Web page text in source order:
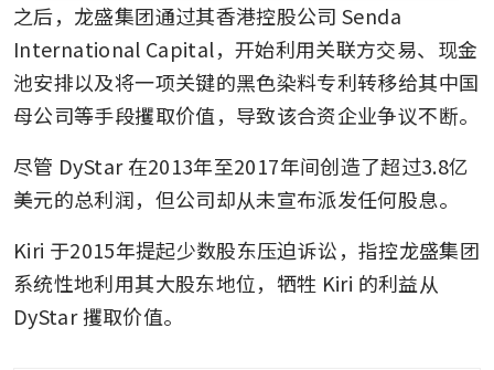
之后，龙盛集团通过其香港控股公司 Senda
International Capital，开始利用关联方交易、现金
池安排以及将一项关键的黑色染料专利转移给其中国
母公司等手段攫取价值，导致该合资企业争议不断。
尽管 DyStar 在2013年至2017年间创造了超过3.8亿
美元的总利润，但公司却从未宣布派发任何股息。
Kiri 于2015年提起少数股东压迫诉讼，指控龙盛集团
系统性地利用其大股东地位，牺牲 Kiri 的利益从
DyStar 攫取价值。